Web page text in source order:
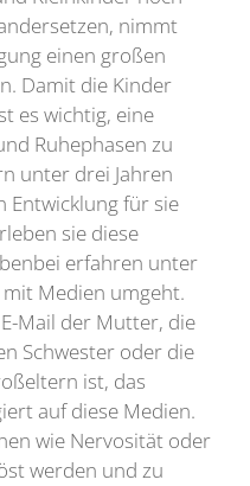
nimmt
einen großen
Damit die Kinder
es wichtig, eine
Ruhephasen zu
unter drei Jahren
Entwicklung für sie
sie diese
erfahren unter
Medien umgeht.
Mail der Mutter, die
Schwester oder die
ist, das
auf diese Medien.
wie Nervosität oder
werden und zu